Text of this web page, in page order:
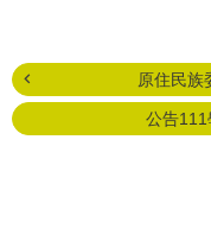
原住民族
公告111